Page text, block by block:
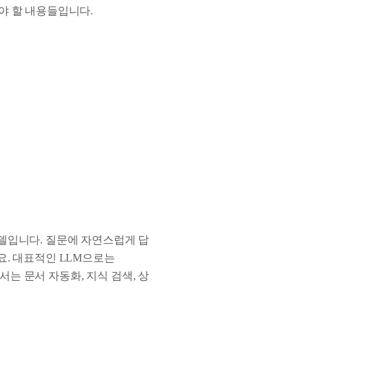
할 내용들입니다.
입니다. 질문에 자연스럽게 답
. 대표적인 LLM으로는
는 문서 자동화, 지식 검색, 상